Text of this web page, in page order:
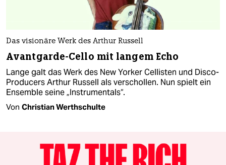
Das visionäre Werk des Arthur Russell
Avantgarde-Cello mit langem Echo
Lange galt das Werk des New Yorker Cellisten und Disco-
Producers Arthur Russell als verschollen. Nun spielt ein
Ensemble seine „Instrumentals“.
Von Christian Werthschulte